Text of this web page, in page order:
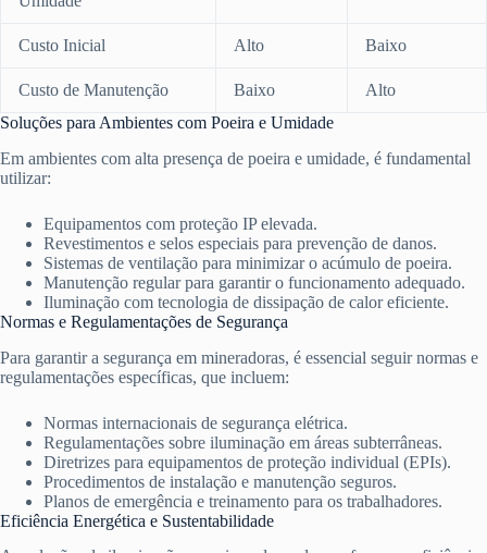
Custo Inicial Alto Baixo
Custo de Manutenção Baixo
Alto
Soluções para Ambientes com Poeira e Umidade
Em ambientes com alta presença de poeira e umidade, é fundamental
utilizar:
Equipamentos com proteção IP elevada.
Revestimentos e selos especiais para prevenção de danos.
Sistemas de ventilação para minimizar o acúmulo de poeira.
Manutenção regular para garantir o funcionamento adequado.
Iluminação com tecnologia de dissipação de calor eficiente.
Normas e Regulamentações de Segurança
Para garantir a segurança em mineradoras, é essencial seguir normas e
regulamentações específicas, que incluem:
Normas internacionais de segurança elétrica.
Regulamentações sobre iluminação em áreas subterrâneas.
Diretrizes para equipamentos de proteção individual (EPIs).
Procedimentos de instalação e manutenção seguros.
Planos de emergência e treinamento para os trabalhadores.
Eficiência Energética e Sustentabilidade